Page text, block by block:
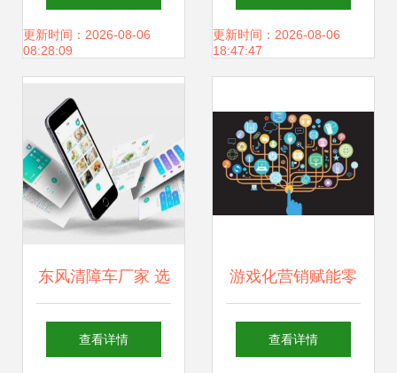
发的战略与实践
更新时间：2026-08-06
08:28:09
的创新与服务之道
更新时间：2026-08-06
18:47:47
东风清障车厂家 选
择权威供应商，护
查看详情
游戏化营销赋能零
售 网络游戏研发商
查看详情